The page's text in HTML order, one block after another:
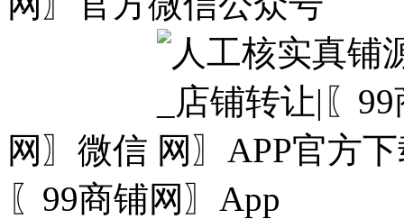
网〗微信
〖99商铺网〗App